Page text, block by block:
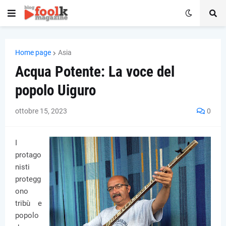
Home page Asia
Acqua Potente: La voce del
popolo Uiguro
ottobre 15, 2023 0
I
protago
nisti
protegg
ono
tribù e
popolo